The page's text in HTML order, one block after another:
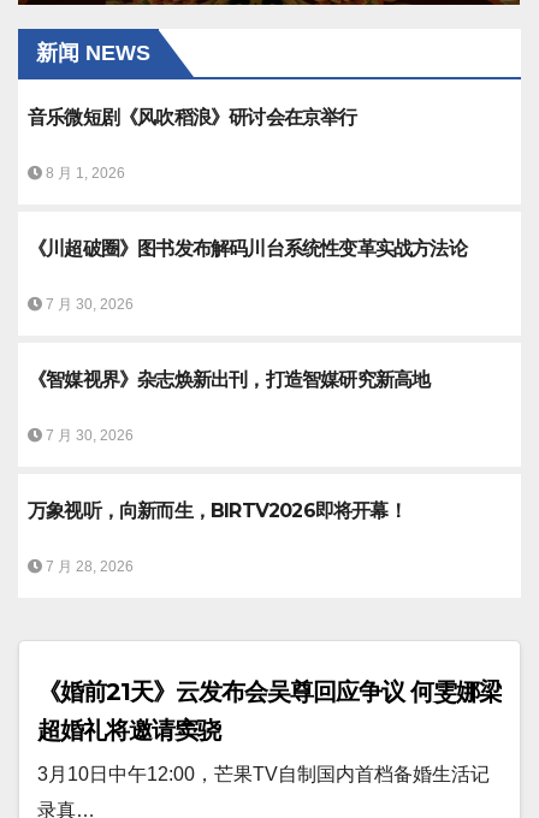
新闻 NEWS
音乐微短剧《风吹稻浪》研讨会在京举行
8 月 1, 2026
《川超破圈》图书发布解码川台系统性变革实战方法论
7 月 30, 2026
《智媒视界》杂志焕新出刊，打造智媒研究新高地
7 月 30, 2026
万象视听，向新而生，BIRTV2026即将开幕！
7 月 28, 2026
《婚前21天》云发布会吴尊回应争议 何雯娜梁
超婚礼将邀请窦骁
3月10日中午12:00，芒果TV自制国内首档备婚生活记
录真…